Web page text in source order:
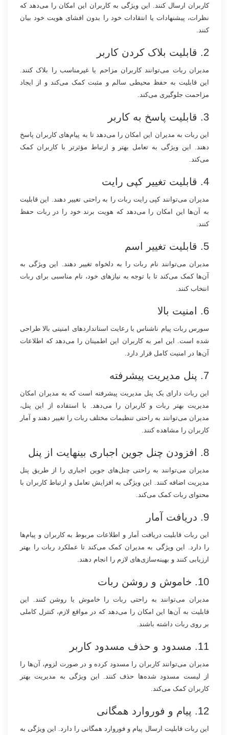
کاربران ارسال کنند. این ویژگی به کاربران این امکان را می‌دهد که
نظرات، پیشنهادات یا انتقادات خود را بدون افشای هویت خود بیان
کنند.
2. قابلیت بلاک کردن کاربر
مدیران ربات می‌توانند کاربران مزاحم یا غیرمناسب را بلاک کنند.
این قابلیت به حفظ محیطی سالم و مثبت کمک می‌کند و از ایجاد
مزاحمت جلوگیری می‌کند.
3. قابلیت پاسخ به کاربر
این ربات به مدیران این امکان را می‌دهد تا به پیام‌های کاربران پاسخ
دهند. این ویژگی به تعامل بهتر و ارتباط مؤثرتر با کاربران کمک
می‌کند.
4. قابلیت تغییر کپی رایت
مدیران می‌توانند کپی رایت ربات را به راحتی تغییر دهند. این قابلیت
به آن‌ها این امکان را می‌دهد که هویت برند خود را در ربات حفظ
کنند.
5. قابلیت تغییر اسم
مدیران می‌توانند نام ربات را به دلخواه تغییر دهند. این ویژگی به
آن‌ها کمک می‌کند تا با توجه به نیازهای خود، نام مناسبی برای ربات
انتخاب کنند.
6. امنیت بالا
سورس ربات پیام ناشناس با رعایت استانداردهای امنیتی بالا طراحی
شده است. این امر به کاربران این اطمینان را می‌دهد که اطلاعات
آن‌ها در امنیت کامل قرار دارد.
7. پنل مدیریت پیشرفته
این ربات دارای یک پنل مدیریت پیشرفته است که به مدیران امکان
مدیریت بهتر ربات و کاربران را می‌دهد. با استفاده از این پنل،
مدیران می‌توانند به راحتی تنظیمات مختلف ربات را تغییر دهند و آمار
کاربران را مشاهده کنند.
8. افزودن چنل جوین اجباری بینهایت از پنل
مدیران می‌توانند به راحتی چنل‌های جوین اجباری را از طریق پنل
مدیریت اضافه کنند. این ویژگی به افزایش تعامل و ارتباط کاربران با
محتوای ربات کمک می‌کند.
9. دریافت آمار
این ربات قابلیت دریافت آمار و اطلاعات مربوط به کاربران و پیام‌ها
را دارد. این ویژگی به مدیران کمک می‌کند تا عملکرد ربات را بهتر
ارزیابی کنند و بهینه‌سازی‌های لازم را انجام دهند.
10. خاموش و روشن ربات
مدیران می‌توانند به راحتی ربات را خاموش یا روشن کنند. این
قابلیت به آن‌ها این امکان را می‌دهد که در مواقع لازم، کنترل کاملی
بر روی ربات داشته باشند.
11. مسدود و حذف مسدود کاربر
مدیران می‌توانند کاربران را مسدود کرده و در صورت لزوم، آن‌ها را
از لیست مسدود شده‌ها حذف کنند. این ویژگی به مدیریت بهتر
کاربران کمک می‌کند.
12. پیام و فوروارد همگانی
این ربات قابلیت ارسال پیام و فوروارد همگانی را دارد. این ویژگی به